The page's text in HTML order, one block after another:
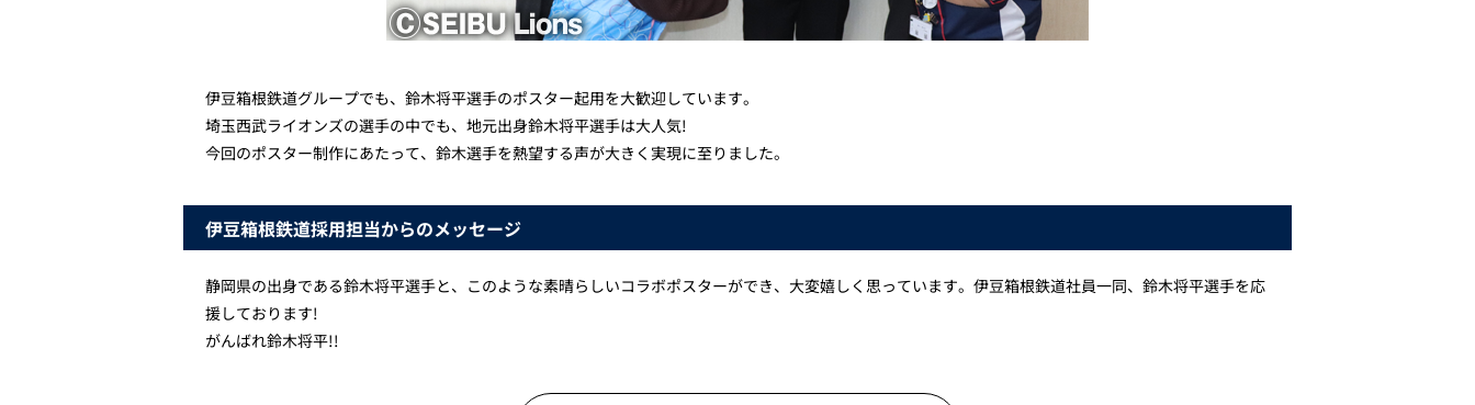
伊豆箱根鉄道グループでも、鈴木将平選手のポスター起用を大歓迎しています。
埼玉西武ライオンズの選手の中でも、地元出身鈴木将平選手は大人気!
今回のポスター制作にあたって、鈴木選手を熱望する声が大きく実現に至りました。
伊豆箱根鉄道採用担当からのメッセージ
静岡県の出身である鈴木将平選手と、このような素晴らしいコラボポスターができ、大変嬉しく思っています。伊豆箱根鉄道社員一同、鈴木将平選手を応
援しております!
がんばれ鈴木将平!!